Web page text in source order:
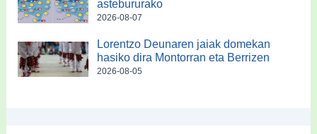
astebururako
2026-08-07
Lorentzo Deunaren jaiak domekan
hasiko dira Montorran eta Berrizen
2026-08-05